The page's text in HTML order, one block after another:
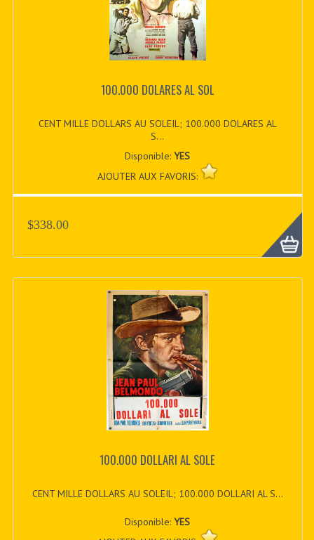
100.000 DOLARES AL SOL
CENT MILLE DOLLARS AU SOLEIL; 100.000 DOLARES AL
S...
Disponible:YES
AJOUTER AUX FAVORIS:
$338.00
100.000 DOLLARI AL SOLE
CENT MILLE DOLLARS AU SOLEIL; 100.000 DOLLARI AL S...
Disponible:YES